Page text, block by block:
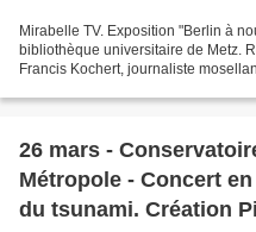
Mirabelle TV. Exposition "Berlin à
bibliothèque universitaire de Metz.
Francis Kochert, journaliste
26 mars -
Métropole - Concert
du tsunami. Création